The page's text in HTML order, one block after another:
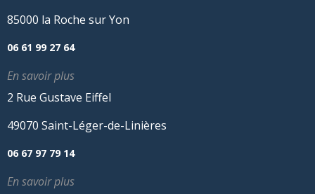
85000 la Roche sur Yon
06 61 99 27 64
En savoir plus
2 Rue Gustave Eiffel
49070 Saint-Léger-de-Linières
06 67 97 79 14
En savoir plus